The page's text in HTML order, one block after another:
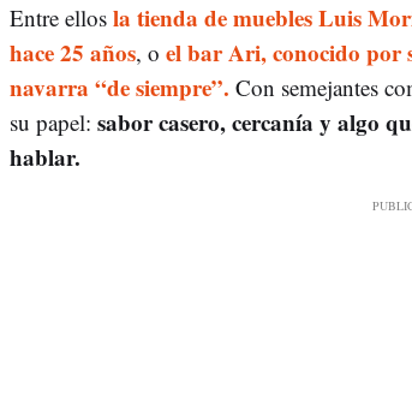
Entre ellos la tienda de muebles Luis
hace 25 años, o el bar Ari, conocido por
navarra “de siempre”. Con semejantes
su papel: sabor casero, cercanía y algo
hablar.